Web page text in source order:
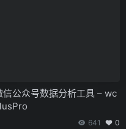
信公众号数据分析工具 – wc
641 0